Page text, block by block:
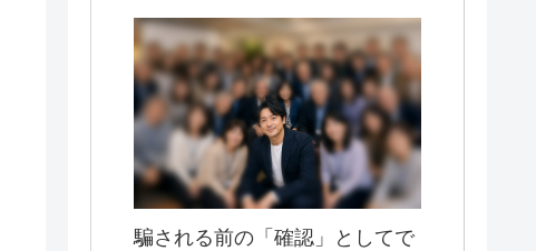
騙される前の「確認」としてで